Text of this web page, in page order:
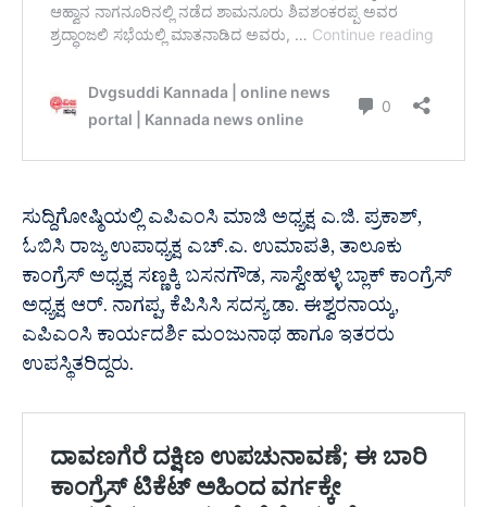
ಸುದ್ದಿಗೋಷ್ಠಿಯಲ್ಲಿ ಎಪಿಎಂಸಿ ಮಾಜಿ ಅಧ್ಯಕ್ಷ ಎ.ಜಿ. ಪ್ರಕಾಶ್,
ಓಬಿಸಿ ರಾಜ್ಯ ಉಪಾಧ್ಯಕ್ಷ ಎಚ್.ಎ. ಉಮಾಪತಿ, ತಾಲೂಕು
ಕಾಂಗ್ರೆಸ್ ಅಧ್ಯಕ್ಷ ಸಣ್ಣಕ್ಕಿ ಬಸನಗೌಡ, ಸಾಸ್ವೇಹಳ್ಳಿ ಬ್ಲಾಕ್ ಕಾಂಗ್ರೆಸ್
ಅಧ್ಯಕ್ಷ ಆರ್. ನಾಗಪ್ಪ, ಕೆಪಿಸಿಸಿ ಸದಸ್ಯ ಡಾ. ಈಶ್ವರನಾಯ್ಕ,
ಎಪಿಎಂಸಿ ಕಾರ್ಯದರ್ಶಿ ಮಂಜುನಾಥ ಹಾಗೂ ಇತರರು
ಉಪಸ್ಥಿತರಿದ್ದರು.